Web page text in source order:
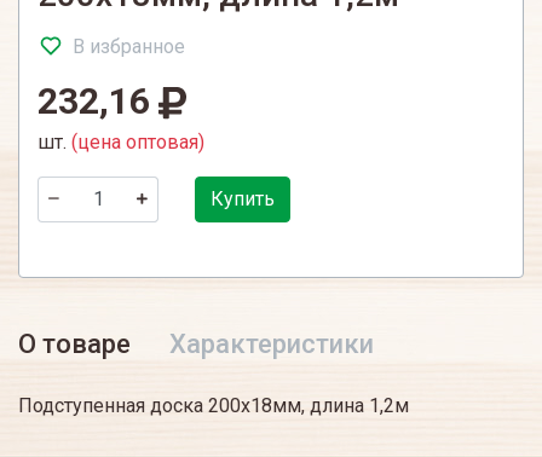
В избранное
232,16
шт. (цена оптовая)
Купить
О товаре Характеристики
Подступенная доска 200х18мм, длина 1,2м